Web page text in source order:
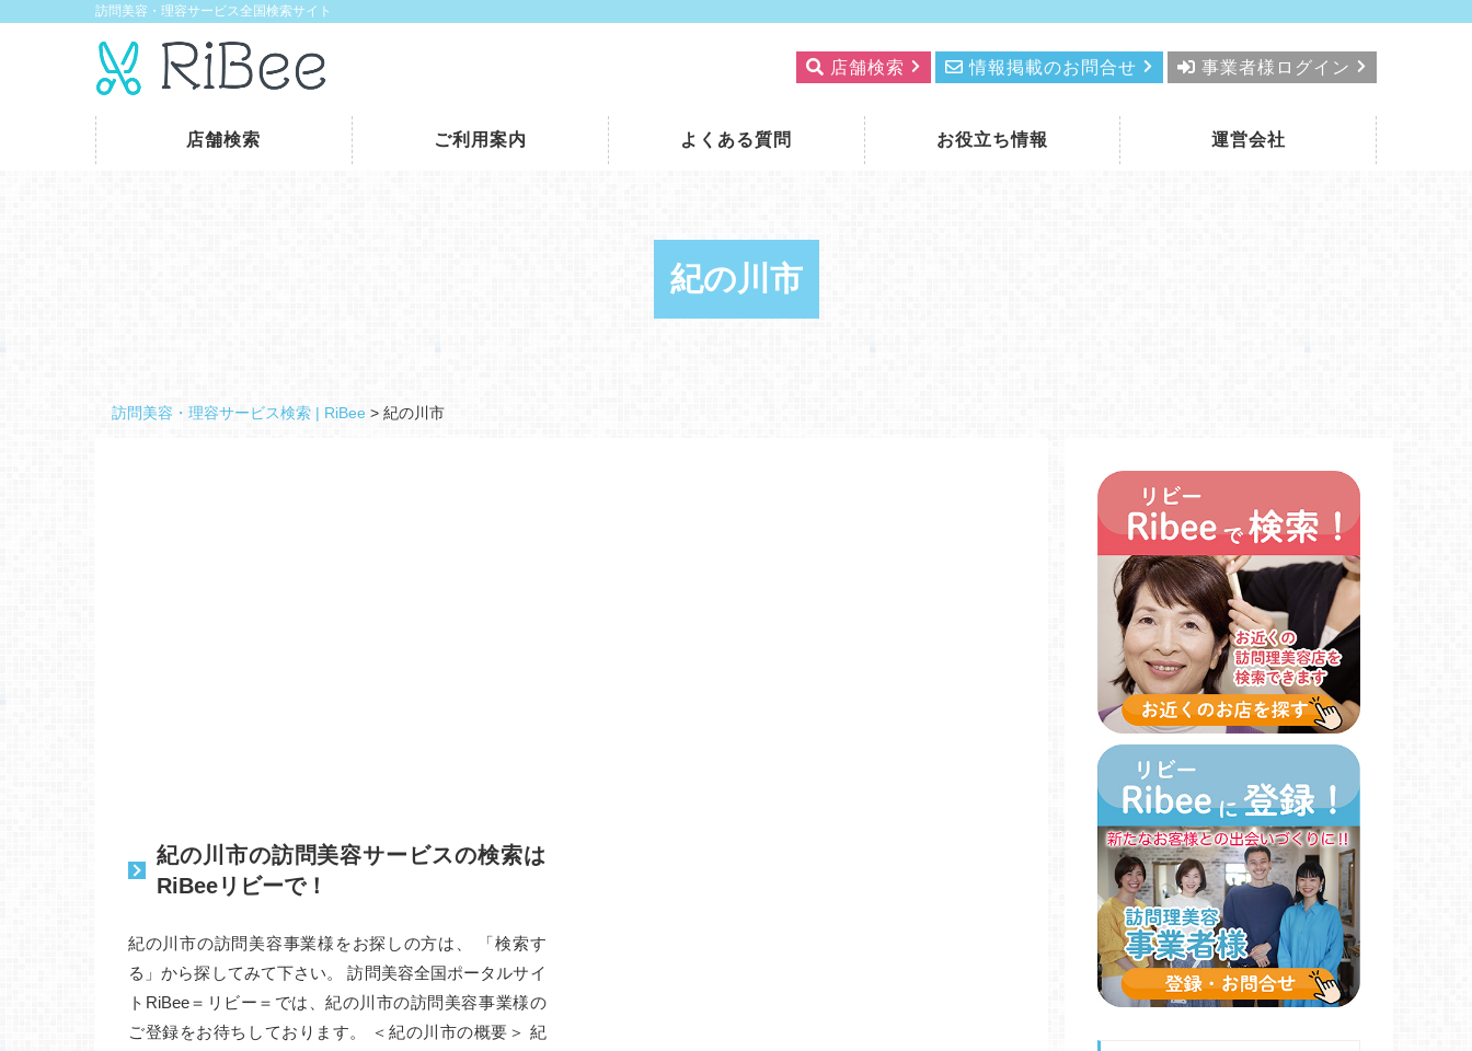
訪問美容・理容サービス全国検索サイト
店舗検索 情報掲載のお問合せ 事業者様ログイン
店舗検索 ご利用案内 よくある質問 お役立ち情報 運営会社
紀の川市
訪問美容・理容サービス検索 | RiBee > 紀の川市
紀の川市の訪問美容サービスの検索は
RiBeeリビーで！
紀の川市の訪問美容事業様をお探しの方は、 「検索す
る」から探してみて下さい。 訪問美容全国ポータルサイ
トRiBee＝リビー＝では、紀の川市の訪問美容事業様の
ご登録をお待ちしております。 ＜紀の川市の概要＞ 紀